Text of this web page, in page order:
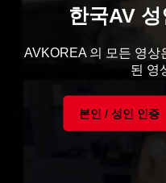
한국AV
AVKOREA 의 모든 영상
된 영
본인 / 성인 인증